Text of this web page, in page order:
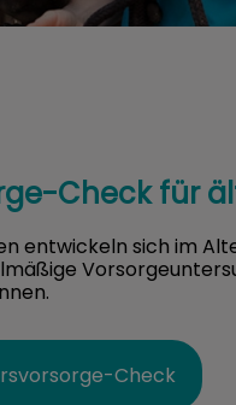
Check für
entwickeln sich im
Check